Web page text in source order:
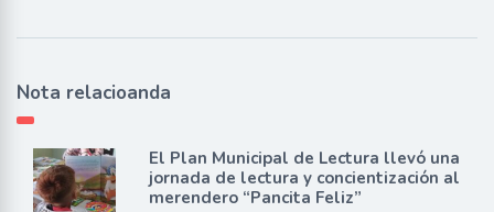
Nota relacioanda
El Plan Municipal de Lectura llevó una
jornada de lectura y concientización al
merendero “Pancita Feliz”